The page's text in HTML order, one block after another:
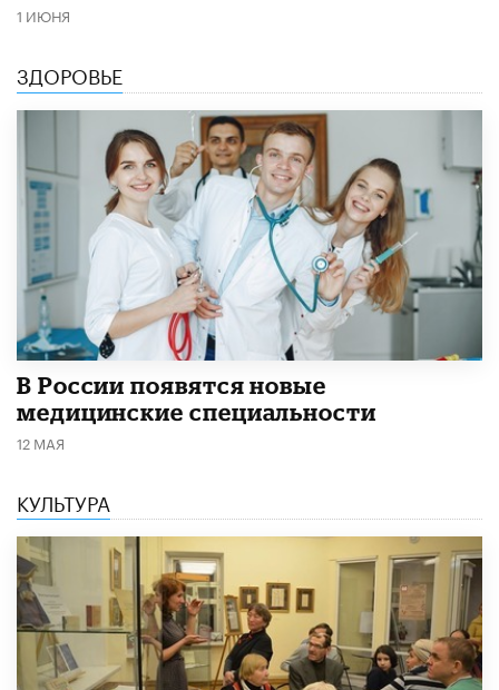
1 ИЮНЯ
ЗДОРОВЬЕ
В России появятся новые
медицинские специальности
12 МАЯ
КУЛЬТУРА